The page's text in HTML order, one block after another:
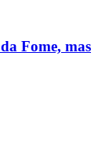
Fome, mas